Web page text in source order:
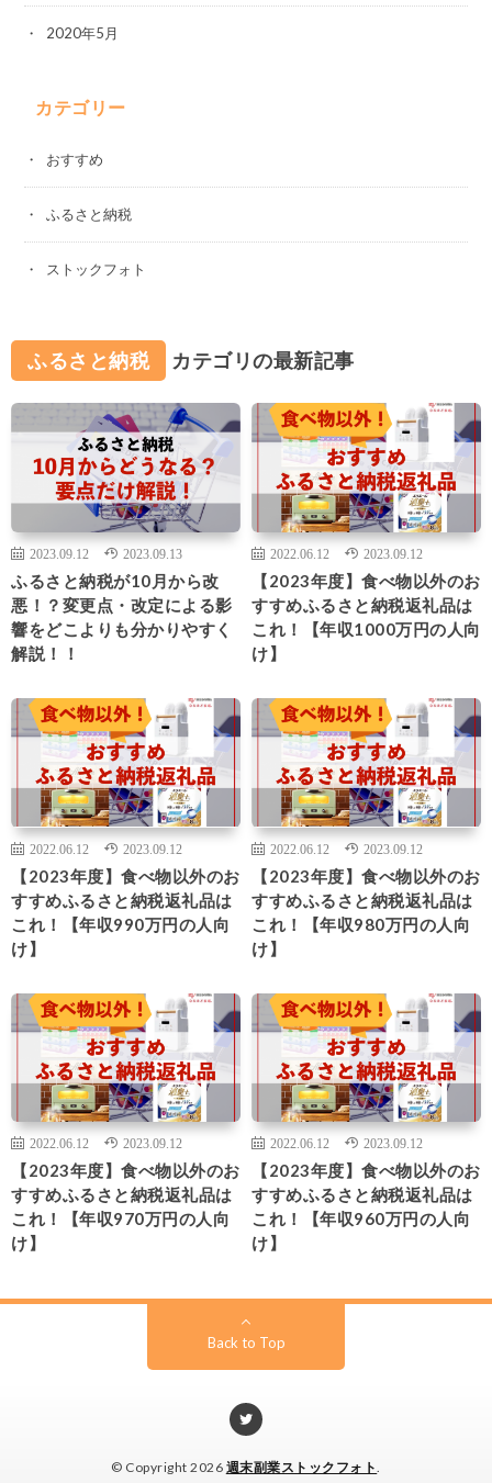
2020年5月
カテゴリー
おすすめ
ふるさと納税
ストックフォト
ふるさと納税 カテゴリの最新記事
2023.09.12 2023.09.13
ふるさと納税が10月から改
悪！？変更点・改定による影
響をどこよりも分かりやすく
解説！！
2022.06.12 2023.09.12
【2023年度】食べ物以外のお
すすめふるさと納税返礼品は
これ！【年収1000万円の人向
け】
2022.06.12 2023.09.12
【2023年度】食べ物以外のお
すすめふるさと納税返礼品は
これ！【年収990万円の人向
け】
2022.06.12 2023.09.12
【2023年度】食べ物以外のお
すすめふるさと納税返礼品は
これ！【年収980万円の人向
け】
2022.06.12 2023.09.12
【2023年度】食べ物以外のお
すすめふるさと納税返礼品は
これ！【年収970万円の人向
け】
2022.06.12 2023.09.12
【2023年度】食べ物以外のお
すすめふるさと納税返礼品は
これ！【年収960万円の人向
け】
Back to Top
© Copyright 2026 週末副業ストックフォト.